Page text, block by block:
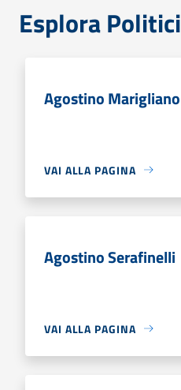
Esplora Politici
Agostino Marigliano
VAI ALLA PAGINA
Agostino Serafinelli
VAI ALLA PAGINA